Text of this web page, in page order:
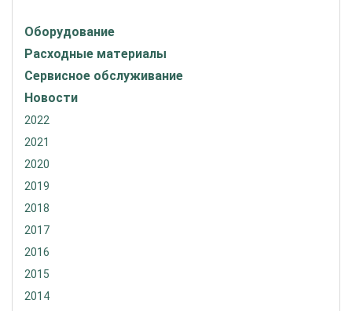
Оборудование
Расходные материалы
Сервисное обслуживание
Новости
2022
2021
2020
2019
2018
2017
2016
2015
2014